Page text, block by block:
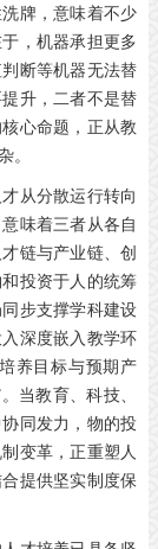
牌，意味着不少
，机器承担更多
断等机器无法替
升，二者不是替
心命题，正从教
。
从分散运行转向
味着三者从各自
链与产业链、创
投资于人的统筹
步支撑学科建设
深度嵌入教学环
养目标与预期产
当教育、科技、
同发力，物的投
变革，正重塑人
提供坚实制度保